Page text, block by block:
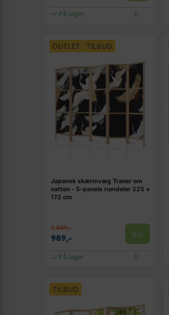
På lager
OUTLET TILBUD
Japansk skærmvæg Traner om
natten - 5-panels rumdeler 225 ×
172 cm
1.049,-
989,- Vis
På lager
TILBUD